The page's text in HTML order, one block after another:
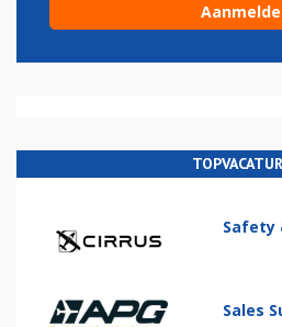
Safety
Sales